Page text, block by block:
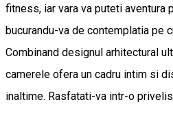
fitness, iar vara va puteti aventura
bucurandu-va de contemplatia pe
Combinand designul arhitectural
camerele ofera un cadru intim si
inaltime. Rasfatati-va intr-o